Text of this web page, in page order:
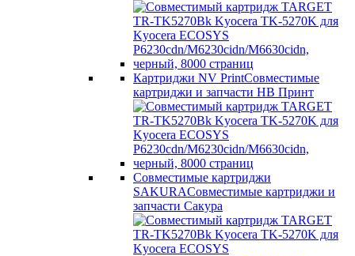
Картриджи NV PrintСовместимые
картриджи и запчасти НВ Принт
Совместимые картриджи
SAKURAСовместимые картриджи и
запчасти Сакура